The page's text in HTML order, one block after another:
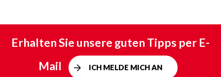
Erhalten Sie unsere guten Tipps per E-
Mail
ICH MELDE MICH AN